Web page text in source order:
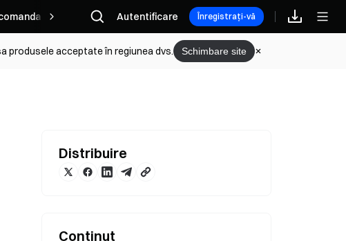
Rewards Afiliați
Autentificare Înregistrați-vă
produsele acceptate în regiunea dvs. Schimbare site
Distribuire
Conținut